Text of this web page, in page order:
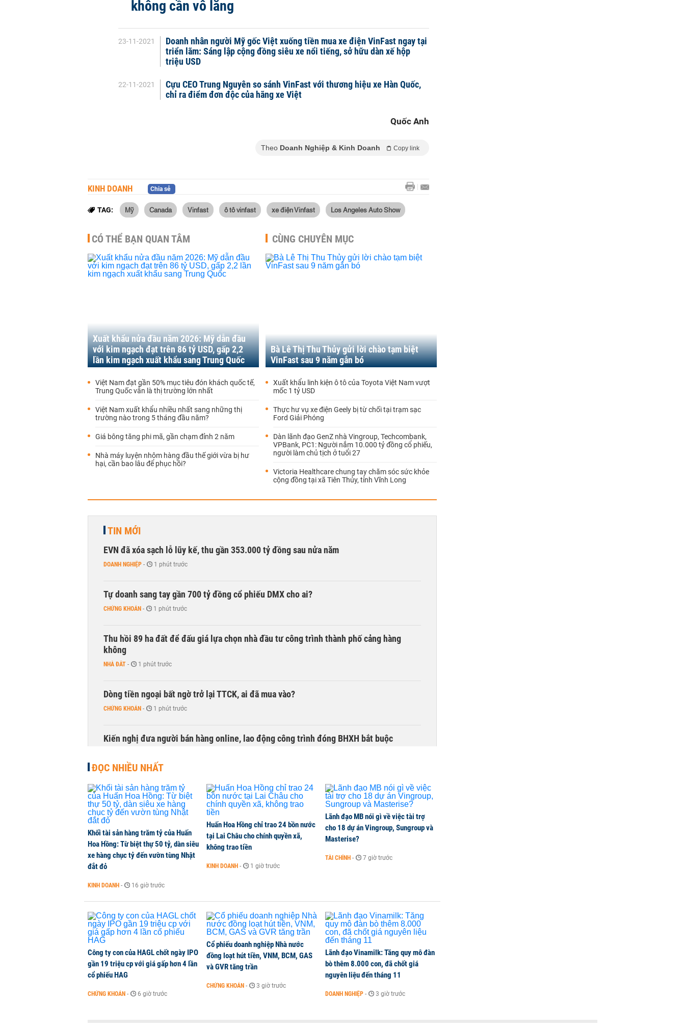
không cần vô lăng
23-11-2021
Doanh nhân người Mỹ gốc Việt xuống tiền mua xe điện VinFast ngay tại
triển lãm: Sáng lập cộng đồng siêu xe nổi tiếng, sở hữu dàn xế hộp
triệu USD
22-11-2021
Cựu CEO Trung Nguyên so sánh VinFast với thương hiệu xe Hàn Quốc,
chỉ ra điểm đơn độc của hãng xe Việt
Quốc Anh
Theo Doanh Nghiệp & Kinh Doanh Copy link
KINH DOANH Chia sẻ
TAG: Mỹ Canada Vinfast ô tô vinfast xe điện Vinfast Los Angeles Auto Show
CÓ THỂ BẠN QUAN TÂM
Xuất khẩu nửa đầu năm 2026: Mỹ dẫn đầu
với kim ngạch đạt trên 86 tỷ USD, gấp 2,2
lần kim ngạch xuất khẩu sang Trung Quốc
Việt Nam đạt gần 50% mục tiêu đón khách quốc tế,
Trung Quốc vẫn là thị trường lớn nhất
Việt Nam xuất khẩu nhiều nhất sang những thị
trường nào trong 5 tháng đầu năm?
Giá bông tăng phi mã, gần chạm đỉnh 2 năm
Nhà máy luyện nhôm hàng đầu thế giới vừa bị hư
hại, cần bao lâu để phục hồi?
CÙNG CHUYÊN MỤC
Bà Lê Thị Thu Thủy gửi lời chào tạm biệt
VinFast sau 9 năm gắn bó
Xuất khẩu linh kiện ô tô của Toyota Việt Nam vượt
mốc 1 tỷ USD
Thực hư vụ xe điện Geely bị từ chối tại trạm sạc
Ford Giải Phóng
Dàn lãnh đạo GenZ nhà Vingroup, Techcombank,
VPBank, PC1: Người nắm 10.000 tỷ đồng cổ phiếu,
người làm chủ tịch ở tuổi 27
Victoria Healthcare chung tay chăm sóc sức khỏe
cộng đồng tại xã Tiên Thủy, tỉnh Vĩnh Long
TIN MỚI
EVN đã xóa sạch lỗ lũy kế, thu gần 353.000 tỷ đồng sau nửa năm
DOANH NGHIỆP - 1 phút trước
Tự doanh sang tay gần 700 tỷ đồng cổ phiếu DMX cho ai?
CHỨNG KHOÁN - 1 phút trước
Thu hồi 89 ha đất để đấu giá lựa chọn nhà đầu tư công trình thành phố cảng hàng
không
NHÀ ĐẤT - 1 phút trước
Dòng tiền ngoại bất ngờ trở lại TTCK, ai đã mua vào?
CHỨNG KHOÁN - 1 phút trước
Kiến nghị đưa người bán hàng online, lao động công trình đóng BHXH bắt buộc
TikToker Khánh Sky, Vua Quạt, Hồ Văn Khoa bị khởi tố
KINH DOANH - 1 phút trước
Tổng Giám đốc Chứng khoán EVS xin từ nhiệm
CHỨNG KHOÁN - 1 phút trước
Căn hộ 2PN+ The Parkland: Lựa chọn linh hoạt cho hành trình an cư
NHÀ ĐẤT - 1 phút trước
ĐỌC NHIỀU NHẤT
Khối tài sản hàng trăm tỷ của Huấn
Hoa Hồng: Từ biệt thự 50 tỷ, dàn siêu
xe hàng chục tỷ đến vườn tùng Nhật
đắt đỏ
KINH DOANH - 16 giờ trước
Huấn Hoa Hồng chỉ trao 24 bồn nước
tại Lai Châu cho chính quyền xã,
không trao tiền
KINH DOANH - 1 giờ trước
Lãnh đạo MB nói gì về việc tài trợ
cho 18 dự án Vingroup, Sungroup và
Masterise?
TÀI CHÍNH - 7 giờ trước
Công ty con của HAGL chốt ngày IPO
gần 19 triệu cp với giá gấp hơn 4 lần
cổ phiếu HAG
CHỨNG KHOÁN - 6 giờ trước
Cổ phiếu doanh nghiệp Nhà nước
đồng loạt hút tiền, VNM, BCM, GAS
và GVR tăng trần
CHỨNG KHOÁN - 3 giờ trước
Lãnh đạo Vinamilk: Tăng quy mô đàn
bò thêm 8.000 con, đã chốt giá
nguyên liệu đến tháng 11
DOANH NGHIỆP - 3 giờ trước